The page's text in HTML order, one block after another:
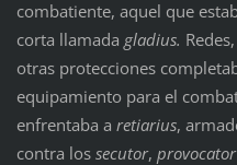
combatiente, aquel que
corta llamada gladius.
otras protecciones
equipamiento para el
enfrentaba a retiarius,
contra los secutor, provocator